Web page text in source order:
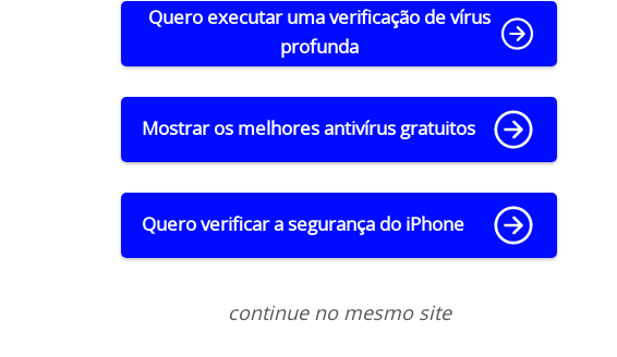
Quero executar uma verificação de vírus
profunda
Mostrar os melhores antivírus gratuitos
Quero verificar a segurança do iPhone
continue no mesmo site